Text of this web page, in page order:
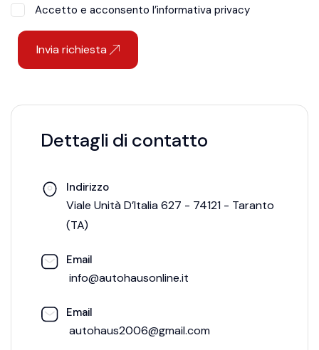
Accetto e acconsento l’informativa privacy
Invia richiesta
Dettagli di contatto
Indirizzo
Viale Unità D’Italia 627 - 74121 - Taranto
(TA)
Email
info@autohausonline.it
Email
autohaus2006@gmail.com